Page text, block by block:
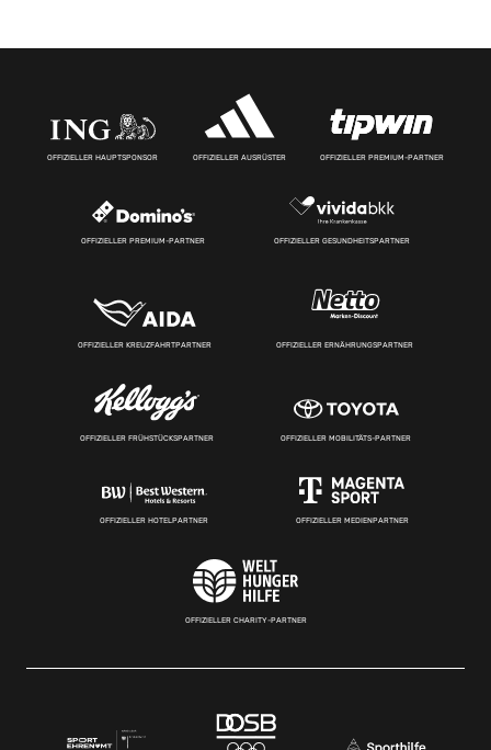
OFFIZIELLER HAUPTSPONSOR OFFIZIELLER AUSRÜSTER OFFIZIELLER PREMIUM-PARTNER
OFFIZIELLER PREMIUM-PARTNER OFFIZIELLER GESUNDHEITSPARTNER
OFFIZIELLER KREUZFAHRTPARTNER OFFIZIELLER ERNÄHRUNGSPARTNER
OFFIZIELLER FRÜHSTÜCKSPARTNER OFFIZIELLER MOBILITÄTS-PARTNER
OFFIZIELLER HOTELPARTNER OFFIZIELLER MEDIENPARTNER
OFFIZIELLER CHARITY-PARTNER